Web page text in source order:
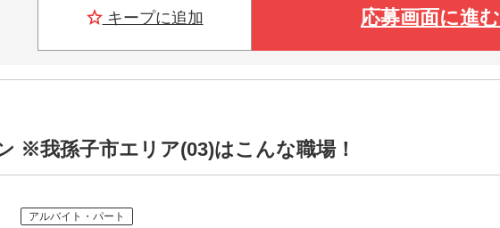
キープに追加 応募画面に進む
※我孫子市エリア(03)はこんな職場！
アルバイト・パート